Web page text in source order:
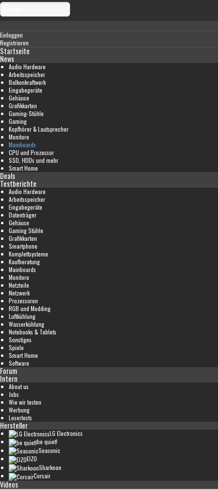
Einloggen
Registrieren
Startseite
News
Audio Hardware
Arbeitsspeicher
Balkonkraftwerk
Eingabegeräte
Gehäuse
Grafikkarten
Gaming-Stühle
Gaming
Kopfhörer & Lautsprecher
Monitore
Mainboards
CPU und Prozessor
SSD, HDDs und mehr
Smart Home
Deals
Testberichte
Audio Hardware
Arbeitsspeicher
Eingabegeräte
Datenträger
Gehäuse
Gaming Stühle
Grafikkarten
Smartphone
Komplettsysteme
Kaufberatung
Mainboards
Monitore
Netzteile
Netzwerk
Prozessoren
RGB und Modding
Luftkühlung
Wasserkühlung
Notebooks & Tablets
Sonstiges
Spiele
Smart Home
Software
Forum
Intern
About us
Jobs
Wie wir testen
Werbung
Lesertests
Hersteller
LG Electronics
be quiet!
Seasonic
EIZO
Sharkoon
Corsair
Videos